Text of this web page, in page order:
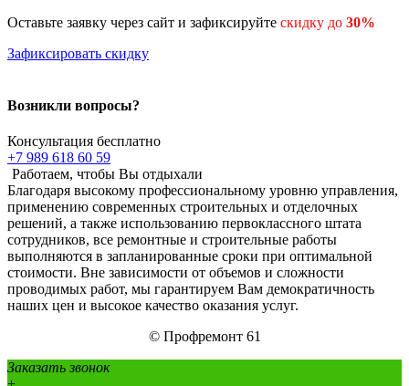
Оставьте заявку через сайт и зафиксируйте скидку до 30%
Зафиксировать скидку
Возникли вопросы?
Консультация бесплатно
+7 989 618 60 59
Работаем, чтобы Вы отдыхали
Благодаря высокому профессиональному уровню управления,
применению современных строительных и отделочных
решений, а также использованию первоклассного штата
сотрудников, все ремонтные и строительные работы
выполняются в запланированные сроки при оптимальной
стоимости. Вне зависимости от объемов и сложности
проводимых работ, мы гарантируем Вам демократичность
наших цен и высокое качество оказания услуг.
© Профремонт 61
Заказать звонок